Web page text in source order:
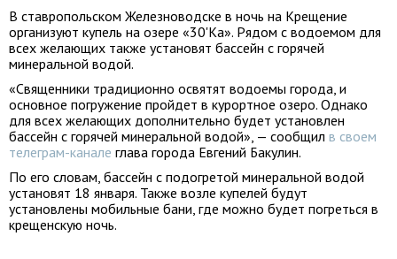
В ставропольском Железноводске в ночь на Крещение
организуют купель на озере «30'Ка». Рядом с водоемом для
всех желающих также установят бассейн с горячей
минеральной водой.
«Священники традиционно освятят водоемы города, и
основное погружение пройдет в курортное озеро. Однако
для всех желающих дополнительно будет установлен
бассейн с горячей минеральной водой», — сообщил в своем
телеграм-канале глава города Евгений Бакулин.
По его словам, бассейн с подогретой минеральной водой
установят 18 января. Также возле купелей будут
установлены мобильные бани, где можно будет погреться в
крещенскую ночь.